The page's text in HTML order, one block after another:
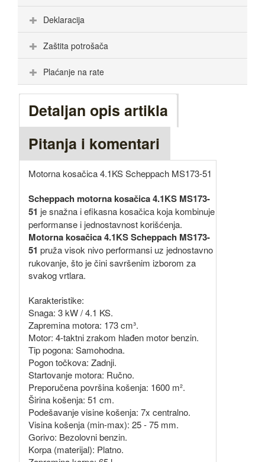
Deklaracija
Zaštita potrošača
Plaćanje na rate
Detaljan opis artikla
Pitanja i komentari
Motorna kosačica 4.1KS Scheppach MS173-51
Scheppach motorna kosačica 4.1KS MS173-
51 je snažna i efikasna kosačica koja kombinuje
performanse i jednostavnost korišćenja.
Motorna kosačica 4.1KS Scheppach MS173-
51 pruža visok nivo performansi uz jednostavno
rukovanje, što je čini savršenim izborom za
svakog vrtlara.
Karakteristike:
Snaga: 3 kW / 4.1 KS.
Zapremina motora: 173 cm³.
Motor: 4-taktni zrakom hlađen motor benzin.
Tip pogona: Samohodna.
Pogon točkova: Zadnji.
Startovanje motora: Ručno.
Preporučena površina košenja: 1600 m².
Širina košenja: 51 cm.
Podešavanje visine košenja: 7x centralno.
Visina košenja (min-max): 25 - 75 mm.
Gorivo: Bezolovni benzin.
Korpa (materijal): Platno.